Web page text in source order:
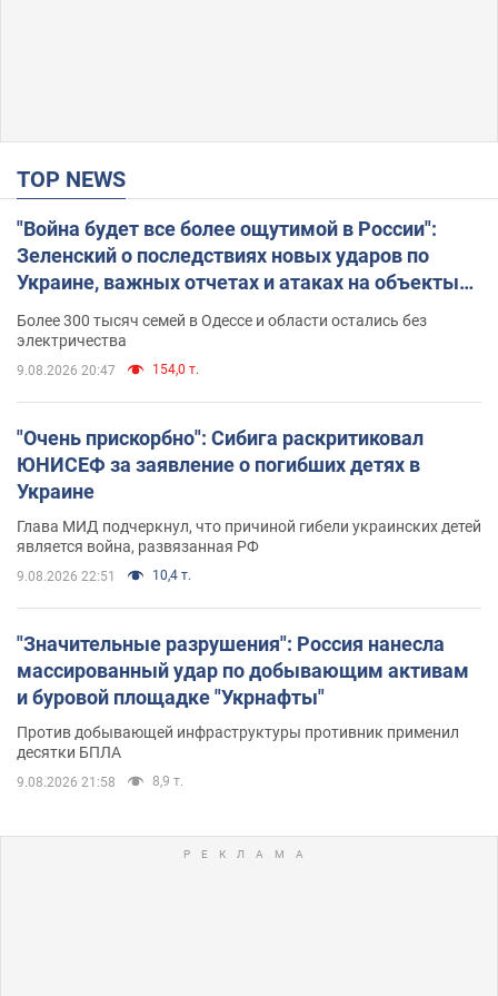
TOP NEWS
"Война будет все более ощутимой в России":
Зеленский о последствиях новых ударов по
Украине, важных отчетах и атаках на объекты
противника. Видео
Более 300 тысяч семей в Одессе и области остались без
электричества
9.08.2026 20:47 154,0 т.
"Очень прискорбно": Сибига раскритиковал
ЮНИСЕФ за заявление о погибших детях в
Украине
Глава МИД подчеркнул, что причиной гибели украинских детей
является война, развязанная РФ
9.08.2026 22:51 10,4 т.
"Значительные разрушения": Россия нанесла
массированный удар по добывающим активам
и буровой площадке "Укрнафты"
Против добывающей инфраструктуры противник применил
десятки БПЛА
9.08.2026 21:58 8,9 т.